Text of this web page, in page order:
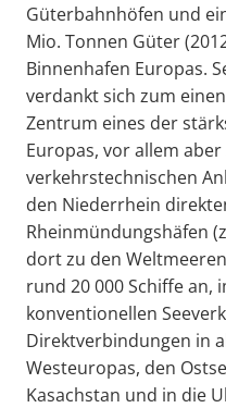
Güterbahnhöfen und
Mio. Tonnen Güter
Binnenhafen Europas.
verdankt sich zum
Zentrum eines der
Europas, vor allem
verkehrstechnischen
den Niederrhein
Rheinmündungshäfen
dort zu den
rund 20 000 Schiffe an,
konventionellen
Direktverbindungen in
Westeuropas, den
Kasachstan und in die